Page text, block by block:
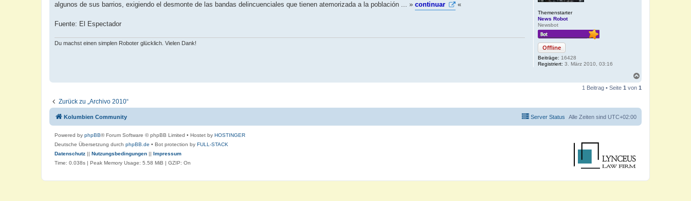
Themenstarter
News Robot
Newsbot
Offline
Beiträge: 16428
Registriert: 3. März 2010, 03:16
r
algunos de sus barrios, exigiendo el desmonte de las bandas delincuenciales que tienen atemorizada a la población ... » continuar «
Fuente: El Espectador
Du machst einen simplen Roboter glücklich. Vielen Dank!
c
b
n
1 Beitrag • Seite 1 von 1
Zurück zu „Archivo 2010“
Kolumbien Community Alle Zeiten sind UTC+02:00
Server Status
Powered by phpBB® Forum Software © phpBB Limited • Hostet by HOSTINGER
Deutsche Übersetzung durch phpBB.de • Bot protection by FULL-STACK
Datenschutz || Nutzungsbedingungen || Impressum
Time: 0.038s | Peak Memory Usage: 5.58 MiB | GZIP: On